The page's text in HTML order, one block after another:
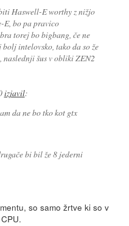
Haswell-E worthy z nižjo
E, bo pa pravico
torej bo bigbang, če ne
intelovsko, tako da so že
naslednji šus v obliki ZEN2
izjavil:
da ne bo tko kot gtx
bi bil že 8 jederni
so samo žrtve ki so v